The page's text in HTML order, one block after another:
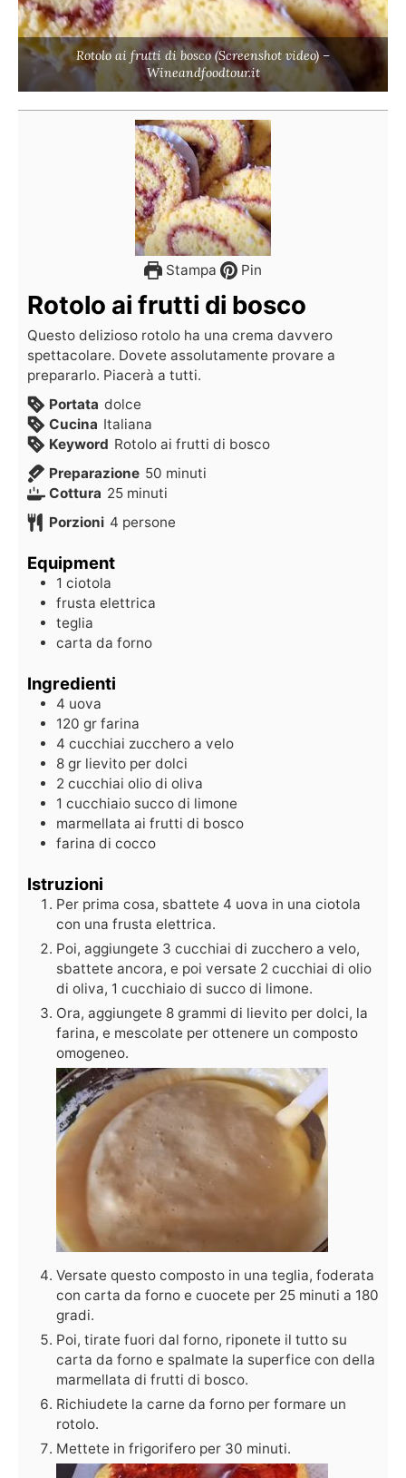
Rotolo ai frutti di bosco (Screenshot video) –
Wineandfoodtour.it
Stampa Pin
Rotolo ai frutti di bosco
Questo delizioso rotolo ha una crema davvero
spettacolare. Dovete assolutamente provare a
prepararlo. Piacerà a tutti.
Portata dolce
Cucina Italiana
Keyword Rotolo ai frutti di bosco
Preparazione 50 minuti
Cottura 25 minuti
Porzioni 4 persone
Equipment
1 ciotola
frusta elettrica
teglia
carta da forno
Ingredienti
4 uova
120 gr farina
4 cucchiai zucchero a velo
8 gr lievito per dolci
2 cucchiai olio di oliva
1 cucchiaio succo di limone
marmellata ai frutti di bosco
farina di cocco
Istruzioni
Per prima cosa, sbattete 4 uova in una ciotola
con una frusta elettrica.
Poi, aggiungete 3 cucchiai di zucchero a velo,
sbattete ancora, e poi versate 2 cucchiai di olio
di oliva, 1 cucchiaio di succo di limone.
Ora, aggiungete 8 grammi di lievito per dolci, la
farina, e mescolate per ottenere un composto
omogeneo.
Versate questo composto in una teglia, foderata
con carta da forno e cuocete per 25 minuti a 180
gradi.
Poi, tirate fuori dal forno, riponete il tutto su
carta da forno e spalmate la superfice con della
marmellata di frutti di bosco.
Richiudete la carne da forno per formare un
rotolo.
Mettete in frigorifero per 30 minuti.